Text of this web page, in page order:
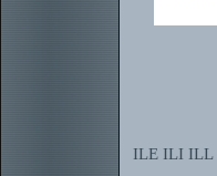
ILE ILI ILL